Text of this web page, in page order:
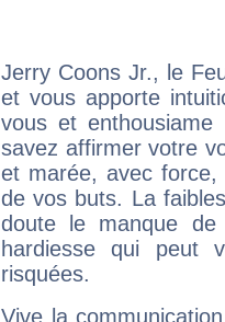
Jerry Coons Jr., le
et vous apporte
vous et
savez affirmer votre
et marée, avec
de vos buts. La
doute le manque
hardiesse qui peut
risquées.
Vive la